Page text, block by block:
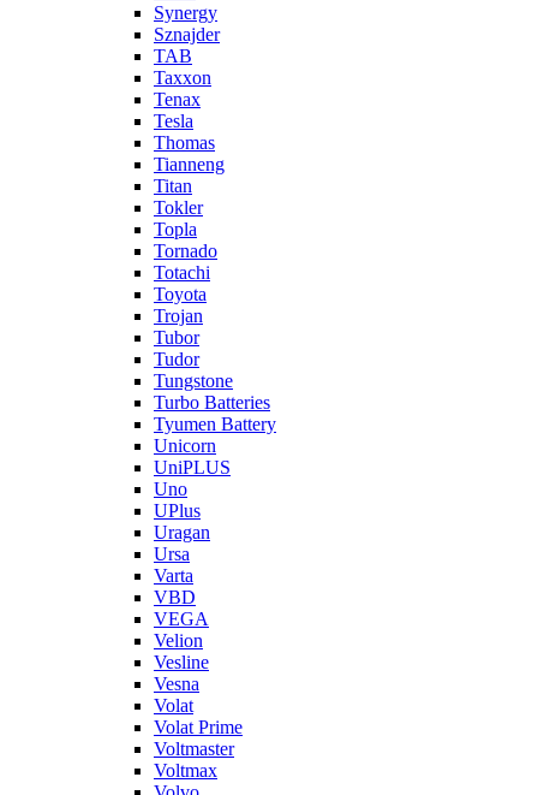
Synergy
Sznajder
TAB
Taxxon
Tenax
Tesla
Thomas
Tianneng
Titan
Tokler
Topla
Tornado
Totachi
Toyota
Trojan
Tubor
Tudor
Tungstone
Turbo Batteries
Tyumen Battery
Unicorn
UniPLUS
Uno
UPlus
Uragan
Ursa
Varta
VBD
VEGA
Velion
Vesline
Vesna
Volat
Volat Prime
Voltmaster
Voltmax